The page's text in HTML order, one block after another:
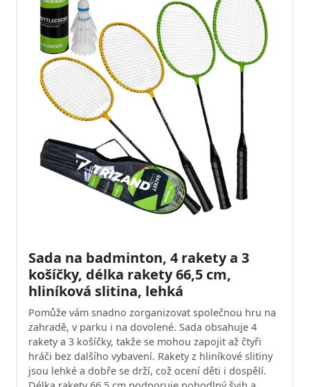
Sada na badminton, 4 rakety a 3
košíčky, délka rakety 66,5 cm,
hliníková slitina, lehká
Pomůže vám snadno zorganizovat společnou hru na
zahradě, v parku i na dovolené. Sada obsahuje 4
rakety a 3 košíčky, takže se mohou zapojit až čtyři
hráči bez dalšího vybavení. Rakety z hliníkové slitiny
jsou lehké a dobře se drží, což ocení děti i dospělí.